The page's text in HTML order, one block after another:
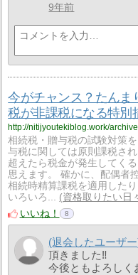
9年前
今がチャンス？たんま
税が非課税になる特別
http://nitijyoutekiblog.work/
相続税・贈与税の試験対策
与税に関しては原則課税さ
超えたら税金が発生してく
思えます。 確かに、配偶者
相続時精算課税を適用した
いろいろ...
資格取りたい日
いいね！
8
(退会したユーザ
頂きました‼
今後ともよろしく